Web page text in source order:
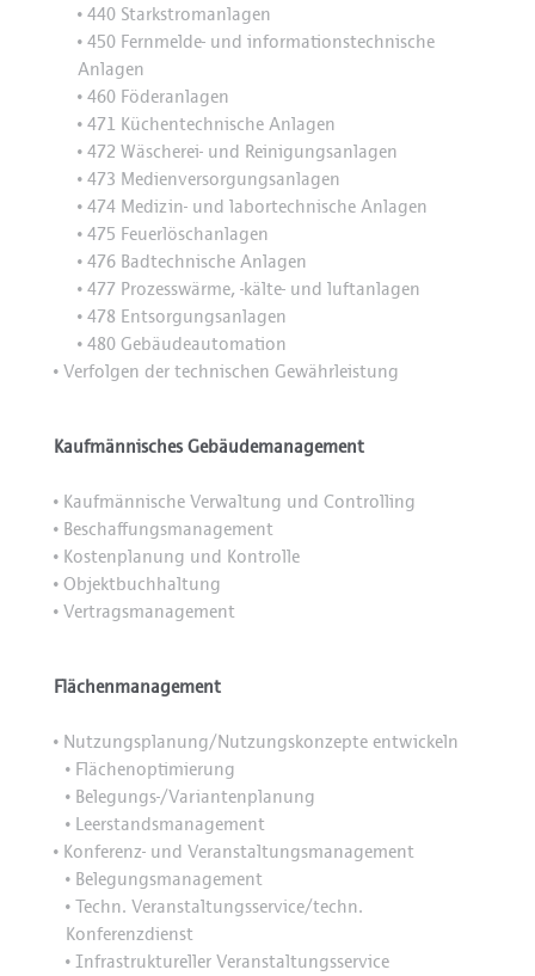
•440 Starkstromanlagen
•450 Fernmelde- und informationstechnische
Anlagen
•460 Föderanlagen
•471 Küchentechnische Anlagen
•472 Wäscherei- und Reinigungsanlagen
•473 Medienversorgungsanlagen
•474 Medizin- und labortechnische Anlagen
•475 Feuerlöschanlagen
•476 Badtechnische Anlagen
•477 Prozesswärme, -kälte- und luftanlagen
•478 Entsorgungsanlagen
•480 Gebäudeautomation
•Verfolgen der technischen Gewährleistung
Kaufmännisches Gebäudemanagement
•Kaufmännische Verwaltung und Controlling
•Beschaffungsmanagement
•Kostenplanung und Kontrolle
•Objektbuchhaltung
•Vertragsmanagement
Flächenmanagement
•Nutzungsplanung/Nutzungskonzepte entwickeln
•Flächenoptimierung
•Belegungs-/Variantenplanung
•Leerstandsmanagement
•Konferenz- und Veranstaltungsmanagement
•Belegungsmanagement
•Techn. Veranstaltungsservice/techn.
Konferenzdienst
•Infrastruktureller Veranstaltungsservice